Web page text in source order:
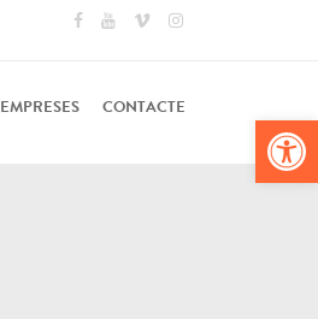
EMPRESES CONTACTE